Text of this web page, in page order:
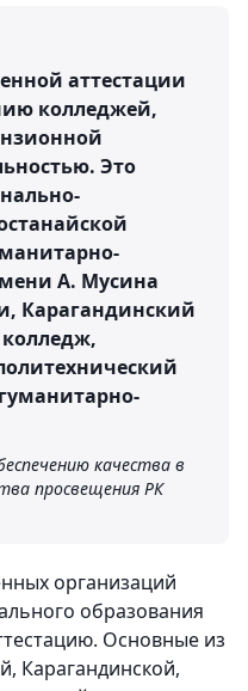
аттестации
колледжей,
Это
А. Мусина
Карагандинский
качества в
просвещения РК
организаций
образования
Основные из
Карагандинской,